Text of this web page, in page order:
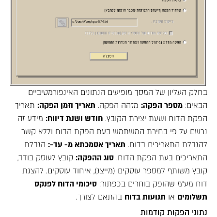
בחלק העליון של המסך מופיעים הנתונים האינפורמטיביים
הבאים: מספר הפקה: מזהה הפקה. תאריך וזמן הפקה: תאריך
הפקת הדוח ושעת יצירת הקובץ. חודש ושנת דיווח: מידע זה
נרשם על פי בחירת המשתמש בעת הפקת הדוח וללא קשר
להגבלת התאריכים בדוח. תאריך אסמכתא מ- עד-: הגבלת
התאריכים בעת הפקת הדוח. סוג ההפקה: קובץ לעוסק בודד,
קובץ משותף למספר עוסקים (מייצג), איחוד עוסקים. להצגת
דוח מע"מ שהופק בוחרים בכפתור: סיכומי הדוח לפנקס
תשלומים או תנועות בדוח בהתאם לצורך.
נתוני הפקות קודמות